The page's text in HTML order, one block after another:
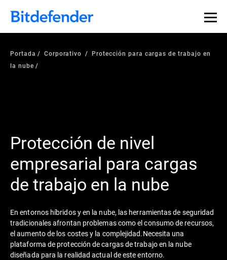
Portada Corporativo
Protección para cargas de trabajo en
la nube
Protección de nivel
empresarial para cargas
de trabajo en la nube
En entornos híbridos y en la nube, las herramientas de seguridad
tradicionales afrontan problemas como el consumo de recursos,
el aumento de los costes y la complejidad.Necesita una
plataforma de protección de cargas de trabajo en la nube
diseñada para la realidad actual de este entorno.